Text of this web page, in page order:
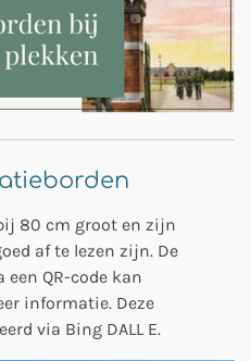
80 cm groot en zijn
af te lezen zijn. De
QR-code kan
informatie. Deze
via Bing DALL E.